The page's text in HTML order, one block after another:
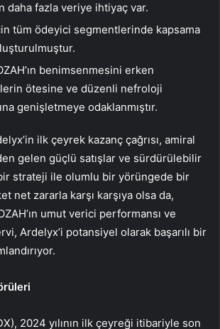
daha fazla veriye ihtiyaç var.
tüm ödeyici segmentlerinde kapsama
benimsenmesini erken
ötesine ve düzenli nefroloji
genişletmeye odaklanmıştır.
ilk çeyrek kazanç çağrısı, amiral
gelen güçlü satışlar ve sürdürülebilir
strateji ile olumlu bir yörüngede bir
net zararla karşı karşıya olsa da,
umut verici performansı ve
Ardelyx’i potansiyel olarak başarılı bir
2024 yılının ilk çeyreği itibariyle son